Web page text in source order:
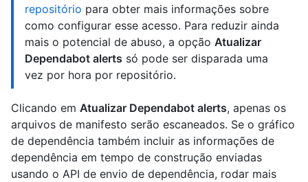
repositório para obter mais informações sobre
como configurar esse acesso. Para reduzir ainda
mais o potencial de abuso, a opção Atualizar
Dependabot alerts só pode ser disparada uma
vez por hora por repositório.
Clicando em Atualizar Dependabot alerts, apenas os
arquivos de manifesto serão escaneados. Se o gráfico
de dependência também incluir as informações de
dependência em tempo de construção enviadas
usando o API de envio de dependência, rodar mais